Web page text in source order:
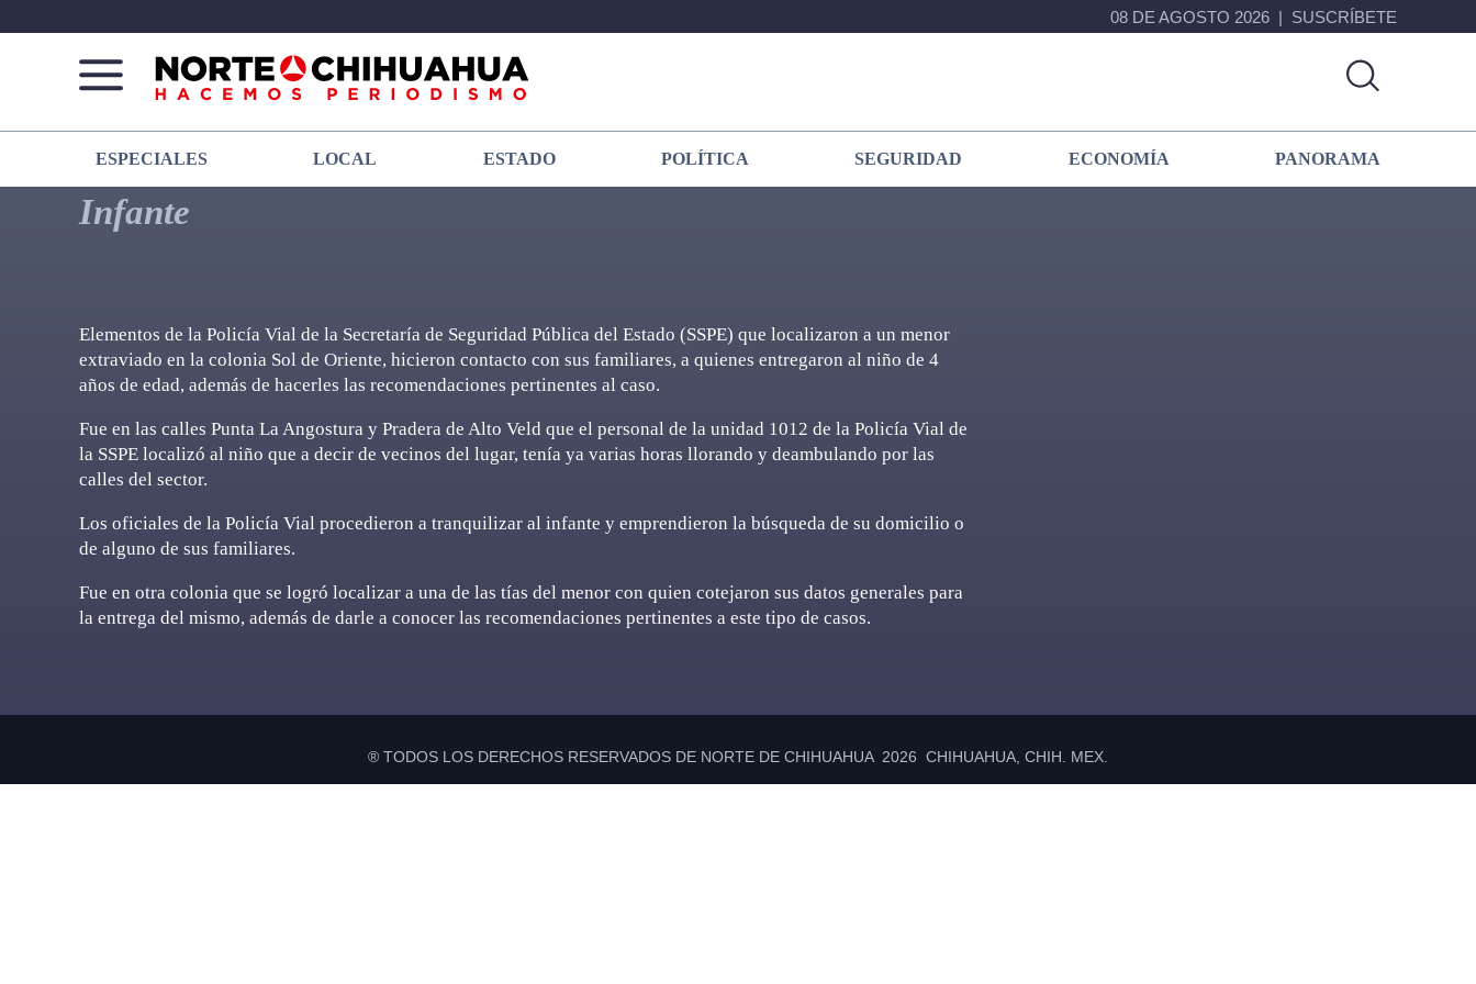
08 DE AGOSTO 2026 SUSCRÍBETE
Norte
De
Chihuahua
Más
que
noticias,
hacemos periodismo
ESPECIALES LOCAL ESTADO POLÍTICA SEGURIDAD ECONOMÍA PANORAMA
Infante
Elementos de la Policía Vial de la Secretaría de Seguridad Pública del Estado (SSPE) que localizaron a un menor
extraviado en la colonia Sol de Oriente, hicieron contacto con sus familiares, a quienes entregaron al niño de 4
años de edad, además de hacerles las recomendaciones pertinentes al caso.
Fue en las calles Punta La Angostura y Pradera de Alto Veld que el personal de la unidad 1012 de la Policía Vial de
la SSPE localizó al niño que a decir de vecinos del lugar, tenía ya varias horas llorando y deambulando por las
calles del sector.
Los oficiales de la Policía Vial procedieron a tranquilizar al infante y emprendieron la búsqueda de su domicilio o
de alguno de sus familiares.
Fue en otra colonia que se logró localizar a una de las tías del menor con quien cotejaron sus datos generales para
la entrega del mismo, además de darle a conocer las recomendaciones pertinentes a este tipo de casos.
® TODOS LOS DERECHOS RESERVADOS DE NORTE DE CHIHUAHUA 2026 CHIHUAHUA, CHIH. MEX.